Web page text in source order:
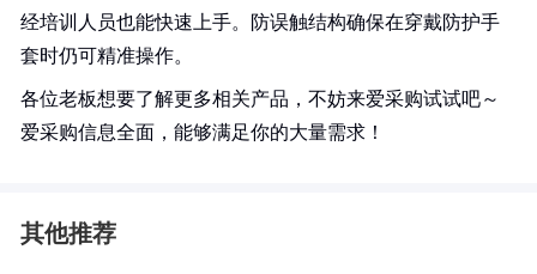
经培训人员也能快速上手。防误触结构确保在穿戴防护手
套时仍可精准操作。
各位老板想要了解更多相关产品，不妨来爱采购试试吧～
爱采购信息全面，能够满足你的大量需求！
其他推荐